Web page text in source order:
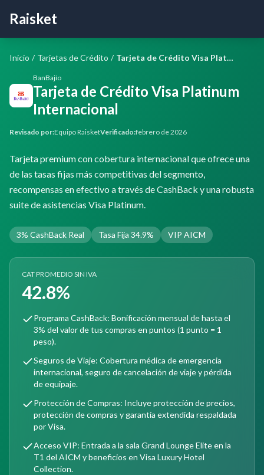
Raisket
Inicio / Tarjetas de Crédito / Tarjeta de Crédito Visa Platinum Internacional
BanBajío
Tarjeta de Crédito Visa Platinum
Internacional
Revisado por:Equipo RaisketVerificado:febrero de 2026
Tarjeta premium con cobertura internacional que ofrece una
de las tasas fijas más competitivas del segmento,
recompensas en efectivo a través de CashBack y una robusta
suite de asistencias Visa Platinum.
3% CashBack Real Tasa Fija 34.9% VIP AICM
CAT PROMEDIO SIN IVA
42.8%
Programa CashBack: Bonificación mensual de hasta el
3% del valor de tus compras en puntos (1 punto = 1
peso).
Seguros de Viaje: Cobertura médica de emergencia
internacional, seguro de cancelación de viaje y pérdida
de equipaje.
Protección de Compras: Incluye protección de precios,
protección de compras y garantía extendida respaldada
por Visa.
Acceso VIP: Entrada a la sala Grand Lounge Elite en la
T1 del AICM y beneficios en Visa Luxury Hotel
Collection.